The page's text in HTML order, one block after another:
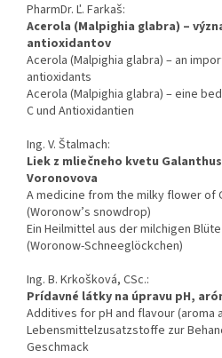
PharmDr. Ľ. Farkaš:
Acerola (Malpighia glabra) –
antioxidantov
Acerola (Malpighia glabra) – an
antioxidants
Acerola (Malpighia glabra) – eine
C und Antioxidantien
Ing. V. Štalmach:
Liek z mliečneho kvetu
Voronovova
A medicine from the milky flower of
(Woronow’s snowdrop)
Ein Heilmittel aus der milchigen
(Woronow-Schneeglöckchen)
Ing. B. Krkošková, CSc.:
Prídavné látky na úpravu pH,
Additives for pH and flavour (aroma
Lebensmittelzusatzstoffe zur
Geschmack